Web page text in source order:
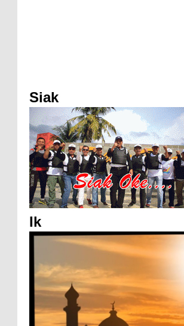
Siak
Ik